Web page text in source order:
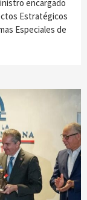
encargado
Estratégicos
Especiales de